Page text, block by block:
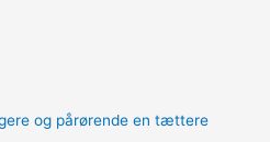
og pårørende en tættere